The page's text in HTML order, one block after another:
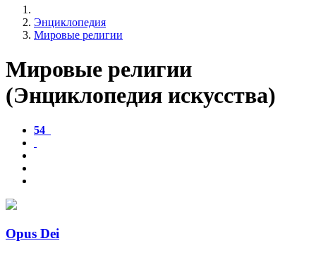
Энциклопедия
Мировые религии
Мировые религии
(Энциклопедия искусства)
54
Opus Dei